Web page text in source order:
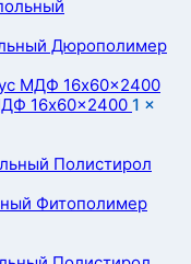
Дюрополимер
16x60x2400 1 ×
Фитополимер